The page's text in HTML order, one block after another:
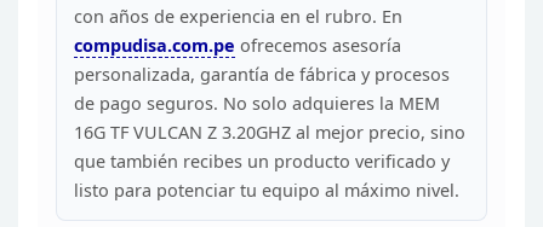
con años de experiencia en el rubro. En
compudisa.com.pe ofrecemos asesoría
personalizada, garantía de fábrica y procesos
de pago seguros. No solo adquieres la MEM
16G TF VULCAN Z 3.20GHZ al mejor precio, sino
que también recibes un producto verificado y
listo para potenciar tu equipo al máximo nivel.